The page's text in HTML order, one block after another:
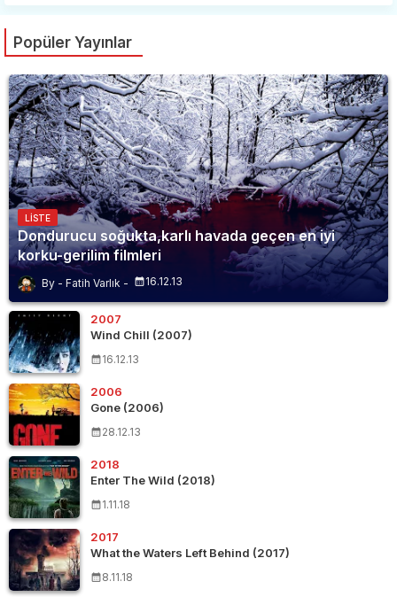
Popüler Yayınlar
LISTE
Dondurucu soğukta,karlı havada geçen en iyi
korku-gerilim filmleri
Fatih Varlık 16.12.13
2007
Wind Chill (2007)
16.12.13
2006
Gone (2006)
28.12.13
2018
Enter The Wild (2018)
1.11.18
2017
What the Waters Left Behind (2017)
8.11.18